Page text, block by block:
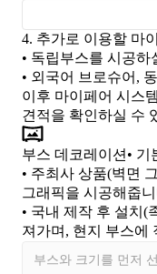
4. 추가로 이용할 마
• 독립부스를 시공
• 외국어 브로슈어,
이후 마이페어 시스
견적을 확인하실 수
부스 데코레이션• 기
• 주최사 상품(벽면
그래픽을 시공해줍
• 국내 제작 후 설치(
져가며, 현지 부스에